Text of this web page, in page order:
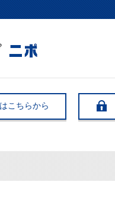
こちらから